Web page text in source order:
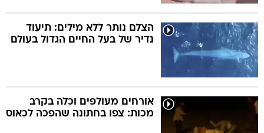
הצלם נותר ללא מילים: תיעוד
נדיר של בעל החיים הגדול בעולם
אורחים מעולפים וכלה בקרב
מכות: צפו בחתונה שהפכה לכאוס